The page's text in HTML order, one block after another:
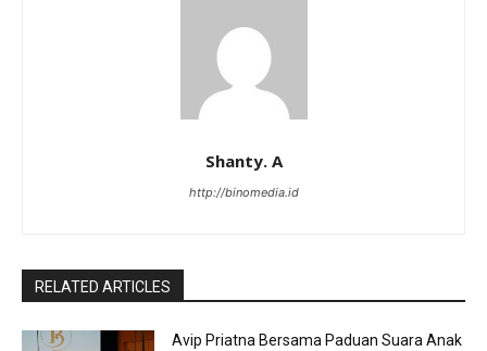
Shanty. A
http://binomedia.id
RELATED ARTICLES
Avip Priatna Bersama Paduan Suara Anak